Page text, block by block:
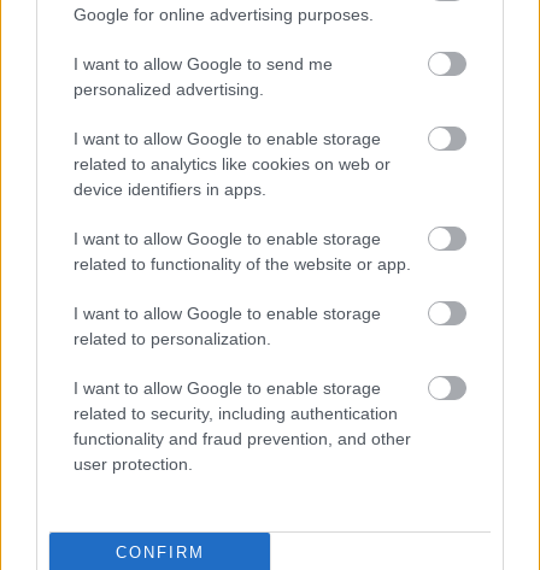
Google for online advertising purposes.
I want to allow Google to send me
personalized advertising.
I want to allow Google to enable storage
related to analytics like cookies on web or
device identifiers in apps.
I want to allow Google to enable storage
related to functionality of the website or app.
I want to allow Google to enable storage
related to personalization.
I want to allow Google to enable storage
related to security, including authentication
functionality and fraud prevention, and other
user protection.
CONFIRM